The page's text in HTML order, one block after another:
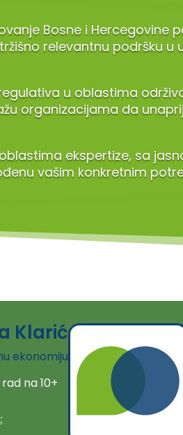
Bosne i Hercegovine
relevantnu podršku u
u oblastima
organizacijama da
ekspertize, sa
vašim konkretnim
Klarić
ekonomiju
na 10+